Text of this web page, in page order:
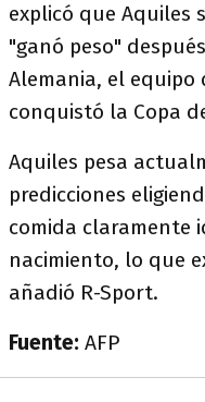
explicó que Aquiles
"ganó peso"
Alemania, el equipo
conquistó la Copa
Aquiles pesa
predicciones
comida claramente
nacimiento, lo que
añadió R-Sport.
Fuente: AFP